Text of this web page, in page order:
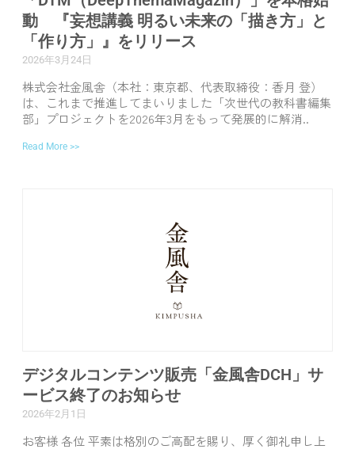
動 『妄想講義 明るい未来の「描き方」と
「作り方」』をリリース
2026年3月24日
株式会社金風舎（本社：東京都、代表取締役：香月 登）
は、これまで推進してまいりました「次世代の教科書編集
部」プロジェクトを2026年3月をもって発展的に解消..
Read More >>
デジタルコンテンツ販売「金風舎DCH」サ
ービス終了のお知らせ
2026年2月1日
お客様 各位 平素は格別のご高配を賜り、厚く御礼申し上